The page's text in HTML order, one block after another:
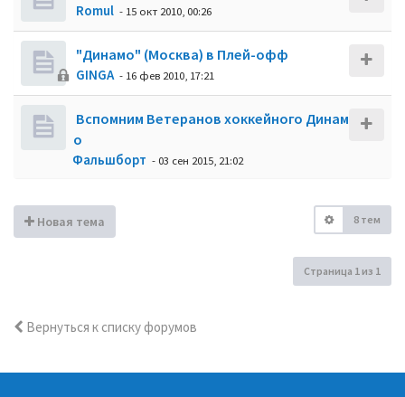
Romul - 15 окт 2010, 00:26
"Динамо" (Москва) в Плей-офф
GINGA - 16 фев 2010, 17:21
Вспомним Ветеранов хоккейного Динам
о
Фальшборт - 03 сен 2015, 21:02
Новая тема 8 тем
Страница 1из 1
Вернуться к списку форумов